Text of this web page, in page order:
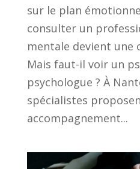
sur le plan
consulter un
mentale devient une
Mais faut-il voir un
psychologue ? À
spécialistes
accompagnement...